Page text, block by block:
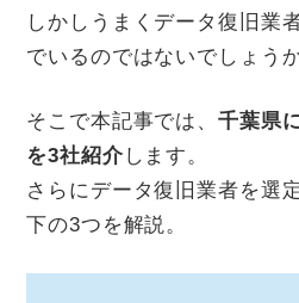
しかしうまくデータ復旧業
でいるのではないでしょうか
そこで本記事では、千葉県
を3社紹介します。
さらにデータ復旧業者を選
下の3つを解説。